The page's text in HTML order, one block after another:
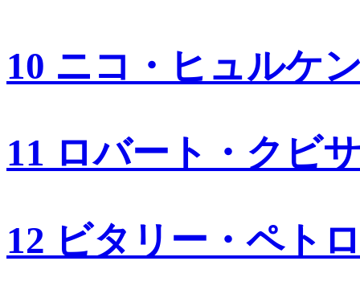
10 ニコ・ヒュルケ
11 ロバート・クビ
12 ビタリー・ペト